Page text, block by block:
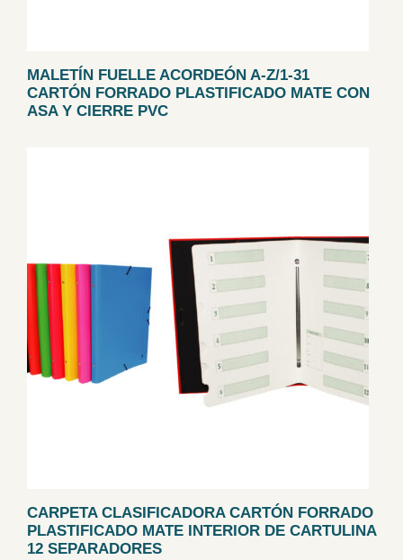
MALETÍN FUELLE ACORDEÓN A-Z/1-31
CARTÓN FORRADO PLASTIFICADO MATE CON
ASA Y CIERRE PVC
CARPETA CLASIFICADORA CARTÓN FORRADO
PLASTIFICADO MATE INTERIOR DE CARTULINA
12 SEPARADORES